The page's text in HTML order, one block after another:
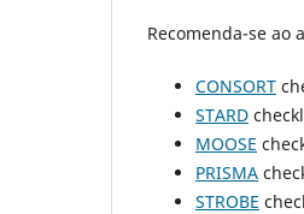
Recomenda-se
CONSORT
STARD
MOOSE
PRISMA
STROBE